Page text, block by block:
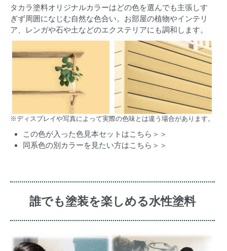
タカラ塗料オリジナルカラーはどの色を選んでも主張しす
ぎず周囲になじむ自然な色合い。お部屋の植物やインテリ
ア、レンガや石や土などのエクステリアにも調和します。
※ディスプレイや写真によって実際の色味とは違う場合があります。
この色が入った色見本セットはこちら＞＞
同系色の別カラーを見たい方はこちら＞＞
誰でも塗装を楽しめる水性塗料